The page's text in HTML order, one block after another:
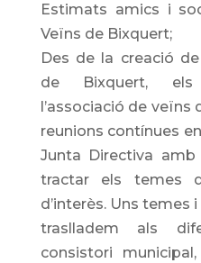
Estimats amics i
Veïns de Bixquert;
Des de la creació
de Bixquert, els
l’associació de
reunions contínues
Junta Directiva amb
tractar els temes
d’interès. Uns temes
traslladem als
consistori